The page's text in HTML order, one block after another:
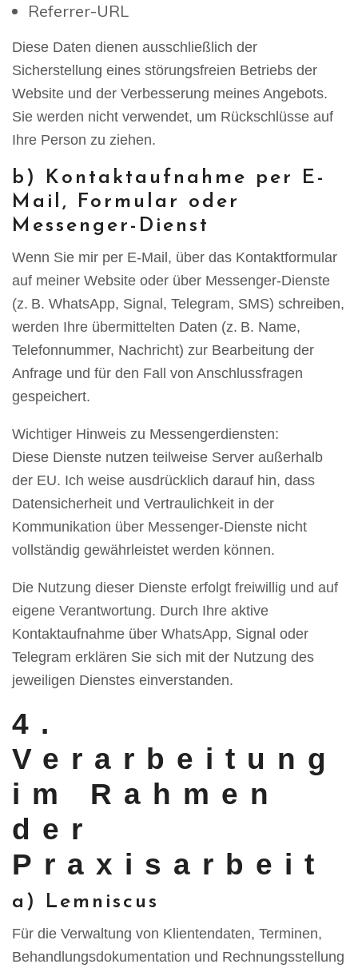
Referrer-URL
Diese Daten dienen ausschließlich der
Sicherstellung eines störungsfreien Betriebs der
Website und der Verbesserung meines Angebots.
Sie werden nicht verwendet, um Rückschlüsse auf
Ihre Person zu ziehen.
b) Kontaktaufnahme per E-
Mail, Formular oder
Messenger-Dienst
Wenn Sie mir per E-Mail, über das Kontaktformular
auf meiner Website oder über Messenger-Dienste
(z. B. WhatsApp, Signal, Telegram, SMS) schreiben,
werden Ihre übermittelten Daten (z. B. Name,
Telefonnummer, Nachricht) zur Bearbeitung der
Anfrage und für den Fall von Anschlussfragen
gespeichert.
Wichtiger Hinweis zu Messengerdiensten:
Diese Dienste nutzen teilweise Server außerhalb
der EU. Ich weise ausdrücklich darauf hin, dass
Datensicherheit und Vertraulichkeit in der
Kommunikation über Messenger-Dienste nicht
vollständig gewährleistet werden können.
Die Nutzung dieser Dienste erfolgt freiwillig und auf
eigene Verantwortung. Durch Ihre aktive
Kontaktaufnahme über WhatsApp, Signal oder
Telegram erklären Sie sich mit der Nutzung des
jeweiligen Dienstes einverstanden.
4.
Verarbeitung
im Rahmen
der
Praxisarbeit
a) Lemniscus
Für die Verwaltung von Klientendaten, Terminen,
Behandlungsdokumentation und Rechnungsstellung